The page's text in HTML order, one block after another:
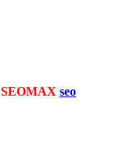
SEOMAX seo